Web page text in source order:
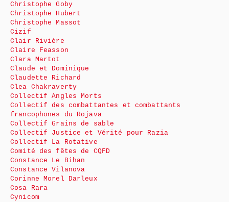
Christophe Goby
Christophe Hubert
Christophe Massot
Cizif
Clair Rivière
Claire Feasson
Clara Martot
Claude et Dominique
Claudette Richard
Clea Chakraverty
Collectif Angles Morts
Collectif des combattantes et combattants
francophones du Rojava
Collectif Grains de sable
Collectif Justice et Vérité pour Razia
Collectif La Rotative
Comité des fêtes de CQFD
Constance Le Bihan
Constance Vilanova
Corinne Morel Darleux
Cosa Rara
Cynicom